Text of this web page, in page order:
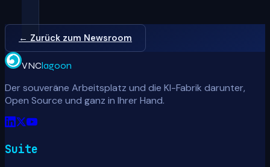
← Zurück zum Newsroom
VNClagoon
Der souveräne Arbeitsplatz und die KI-Fabrik darunter,
Open Source und ganz in Ihrer Hand.
Suite